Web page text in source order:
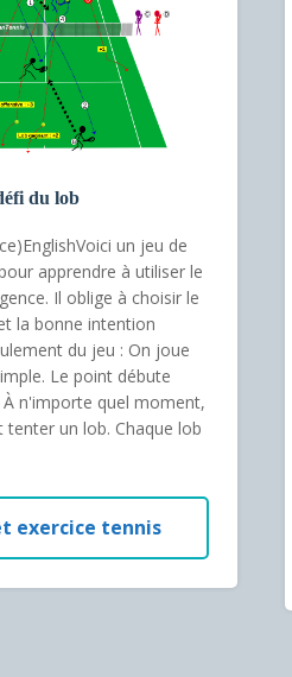
du lob
un jeu de
apprendre à utiliser le
Il oblige à choisir le
la bonne intention
du jeu : On joue
Le point débute
n'importe quel moment,
tenter un lob. Chaque lob
exercice tennis